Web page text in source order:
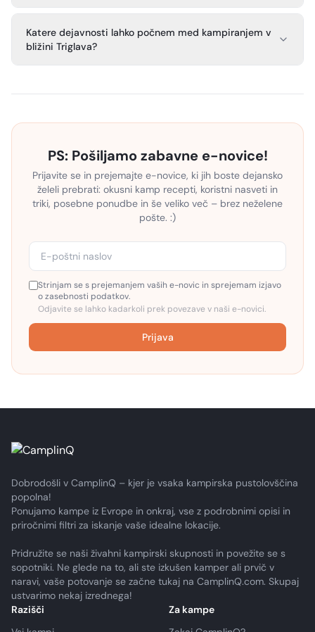
Katere dejavnosti lahko počnem med kampiranjem v
bližini Triglava?
PS: Pošiljamo zabavne e-novice!
Prijavite se in prejemajte e-novice, ki jih boste dejansko
želeli prebrati: okusni kamp recepti, koristni nasveti in
triki, posebne ponudbe in še veliko več – brez neželene
pošte. :)
Strinjam se s prejemanjem vaših e-novic in sprejemam izjavo
o zasebnosti podatkov.
Odjavite se lahko kadarkoli prek povezave v naši e-novici.
Prijava
Dobrodošli v CamplinQ – kjer je vsaka kampirska pustolovščina
popolna!
Ponujamo kampe iz Evrope in onkraj, vse z podrobnimi opisi in
priročnimi filtri za iskanje vaše idealne lokacije.
Pridružite se naši živahni kampirski skupnosti in povežite se s
sopotniki. Ne glede na to, ali ste izkušen kamper ali prvič v
naravi, vaše potovanje se začne tukaj na CamplinQ.com. Skupaj
ustvarimo nekaj izrednega!
Razišči
Za kampe